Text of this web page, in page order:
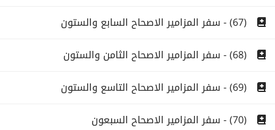
(67) - سفر المزامير الاصحاح السابع والستون
(68) - سفر المزامير الاصحاح الثامن والستون
(69) - سفر المزامير الاصحاح التاسع والستون
(70) - سفر المزامير الاصحاح السبعون